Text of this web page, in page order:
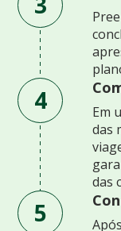
4
Em
das
das
5